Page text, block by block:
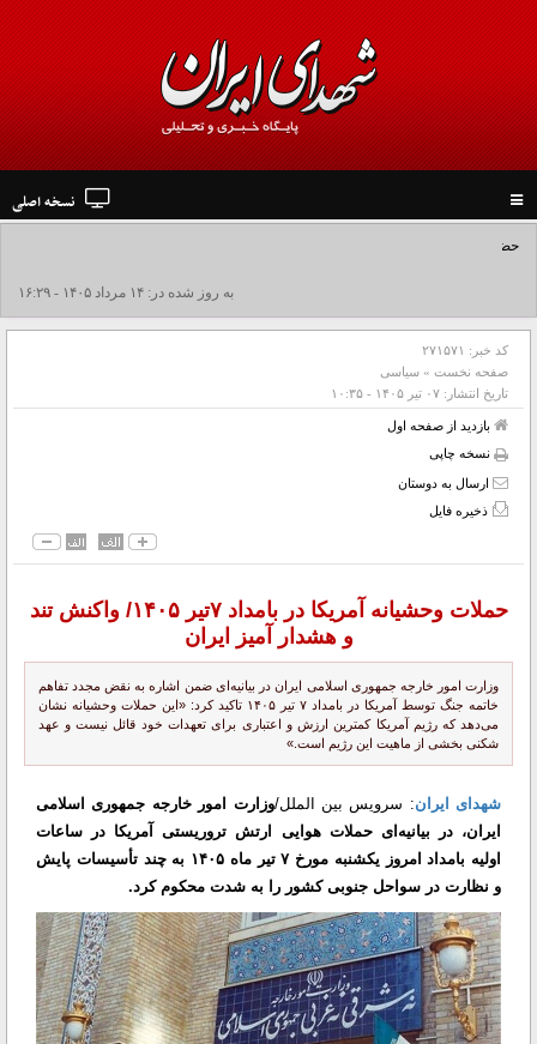
navigation
نسخه اصلی
حضور مقامات و سران 40 کشور در مراسم وداع و تشییع رهبر شهید انقلاب
به روز شده در: ۱۴ مرداد ۱۴۰۵ - ۱۶:۲۹
کد خبر: ۲۷۱۵۷۱
صفحه نخست » سیاسی
تاریخ انتشار: ۰۷ تير ۱۴۰۵ - ۱۰:۳۵
بازدید از صفحه اول
نسخه چاپی
ارسال به دوستان
ذخیره فایل
حملات وحشیانه آمریکا در بامداد ۷تیر ۱۴۰۵/ واکنش تند
و هشدار آمیز ایران
وزارت امور خارجه جمهوری اسلامی ایران در بیانیه‌ای ضمن اشاره به نقض مجدد تفاهم
خاتمه جنگ توسط آمریکا در بامداد ۷ تیر ۱۴۰۵ تاکید کرد: «این حملات وحشیانه نشان
می‌دهد که رژیم آمریکا کمترین ارزش و اعتباری برای تعهدات خود قائل نیست و عهد
شکنی بخشی از ماهیت این رژیم است.»
شهدای ایران: سرویس بین الملل/وزارت امور خارجه جمهوری اسلامی
ایران، در بیانیه‌ای حملات هوایی ارتش تروریستی آمریکا در ساعات
اولیه بامداد امروز یکشنبه مورخ ۷ تیر ماه ۱۴۰۵ به چند تأسیسات پایش
و نظارت در سواحل جنوبی کشور را به شدت محکوم کرد.